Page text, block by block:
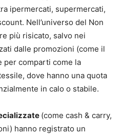
ipermercati, supermercati,
Nell’universo del Non
più risicato, salvo nei
dalle promozioni (come il
per comparti come la
dove hanno una quota
in calo o stabile.
(come cash & carry,
hanno registrato un